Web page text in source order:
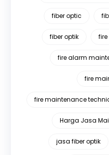
fiber optic
fiber optik
fire alarm
fire
fire maintenance
Harga Jasa
jasa fiber optik